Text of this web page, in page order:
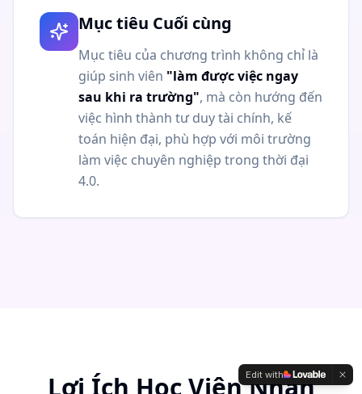
Mục tiêu Cuối cùng
Mục tiêu của chương trình không chỉ là
giúp sinh viên "làm được việc ngay
sau khi ra trường", mà còn hướng đến
việc hình thành tư duy tài chính, kế
toán hiện đại, phù hợp với môi trường
làm việc chuyên nghiệp trong thời đại
4.0.
Edit with